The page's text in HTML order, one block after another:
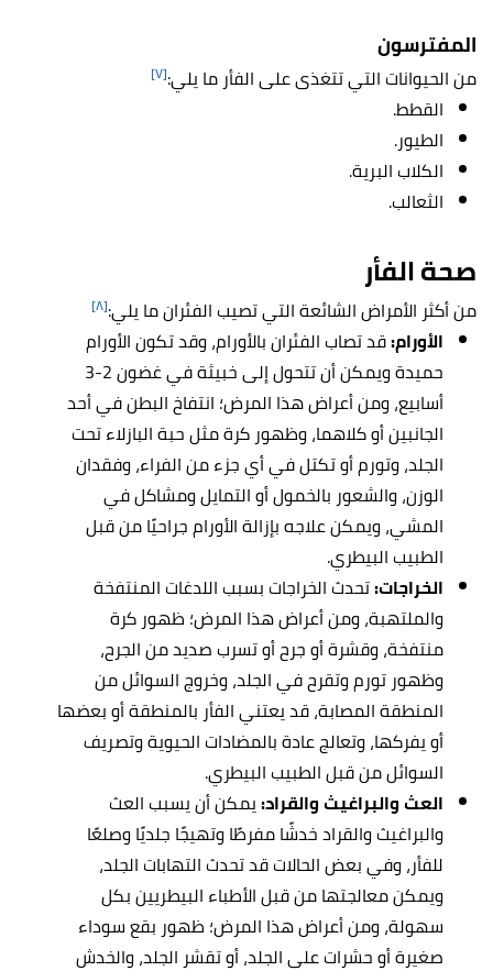
المفترسون
من الحيوانات التي تتغذى على الفأر ما يلي:[٧]
القطط.
الطيور.
الكلاب البرية.
الثعالب.
صحةالفأر
من أكثر الأمراض الشائعة التي تصيب الفئران ما يلي:[٨]
الأورام:قد تصاب الفئران بالأورام، وقد تكون الأورام
حميدة ويمكن أن تتحول إلى خبيثة في غضون 2-3
أسابيع، ومن أعراض هذا المرض؛ انتفاخ البطن في أحد
الجانبين أو كلاهما، وظهور كرة مثل حبة البازلاء تحت
الجلد، وتورم أو تكتل في أي جزء من الفراء، وفقدان
الوزن، والشعور بالخمول أو التمايل ومشاكل في
المشي، ويمكن علاجه بإزالة الأورام جراحيًا من قبل
الطبيب البيطري.
الخراجات:تحدث الخراجات بسبب اللدغات المنتفخة
والملتهبة، ومن أعراض هذا المرض؛ ظهور كرة
منتفخة، وقشرة أو جرح أو تسرب صديد من الجرح،
وظهور تورم وتقرح في الجلد، وخروج السوائل من
المنطقة المصابة، قد يعتني الفأر بالمنطقة أو بعضها
أو يفركها، وتعالج عادة بالمضادات الحيوية وتصريف
السوائل من قبل الطبيب البيطري.
العث والبراغيث والقراد:يمكن أن يسبب العث
والبراغيث والقراد خدشًا مفرطًا وتهيجًا جلديًا وصلعًا
للفأر، وفي بعض الحالات قد تحدث التهابات الجلد،
ويمكن معالجتها من قبل الأطباء البيطريين بكل
سهولة، ومن أعراض هذا المرض؛ ظهور بقع سوداء
صغيرة أو حشرات على الجلد، أو تقشر الجلد، والخدش